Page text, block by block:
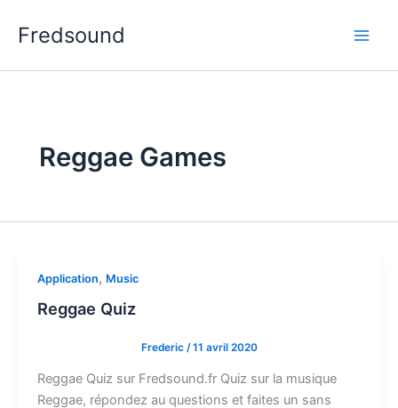
Fredsound
Reggae Games
Application, Music
Reggae Quiz
Frederic /11 avril 2020
Reggae Quiz sur Fredsound.fr Quiz sur la musique
Reggae, répondez au questions et faites un sans